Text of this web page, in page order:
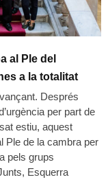
al Ple del
a la totalitat
Després
per part de
estiu, aquest
Ple de la cambra per
pels grups
Esquerra